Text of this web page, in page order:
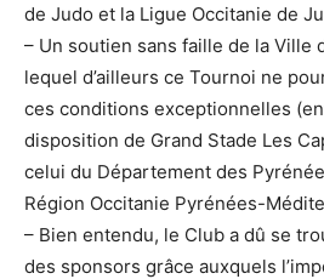
de Judo et la Ligue Occitanie de
– Un soutien sans faille de la Ville
lequel d’ailleurs ce Tournoi ne
ces conditions exceptionnelles
disposition de Grand Stade Les
celui du Département des
Région Occitanie Pyrénées-
– Bien entendu, le Club a dû se
des sponsors grâce auxquels